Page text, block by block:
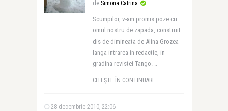
de Simona Catrina
Scumpilor, v-am promis poze cu
omul nostru de zapada, construit
dis-de-dimineata de Alina Grozea
langa intrarea in redactie, in
gradina revistei Tango. ..
CITEȘTE ÎN CONTINUARE
28 decembrie 2010, 22:06